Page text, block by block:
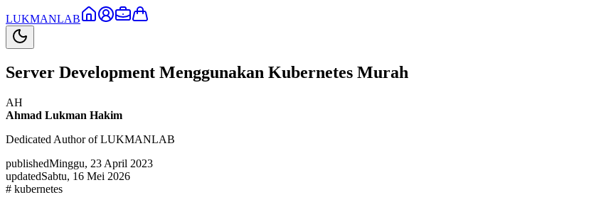
LUKMANLAB
Server Development Menggunakan Kubernetes Murah
AH
Ahmad Lukman Hakim
Dedicated Author of LUKMANLAB
publishedMinggu, 23 April 2023
updatedSabtu, 16 Mei 2026
# kubernetes